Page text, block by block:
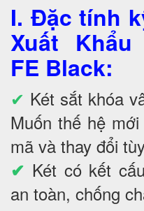
I. Đặc tính
Xuất Khẩu
FE Black:
✔ Két sắt khóa
Muốn thế hệ
mã và thay đổi
✔ Két có kết
an toàn, chống